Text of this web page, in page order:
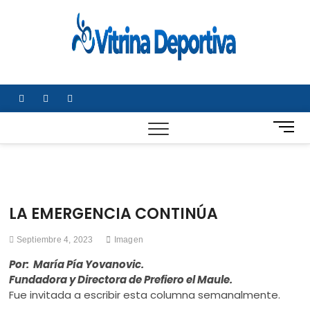
facebooktwitterinstagram
B
o
LA EMERGENCIA CONTINÚA
Septiembre 4, 2023 Imagen
Por: María Pía Yovanovic.
Fundadora y Directora de Prefiero el Maule.
Fue invitada a escribir esta columna semanalmente.